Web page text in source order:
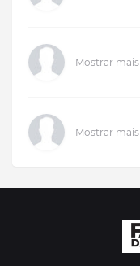
Mostrar mais
Mostrar mais